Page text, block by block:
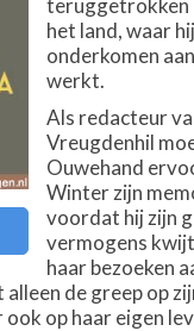
het land, waar
onderkomen
werkt.
Als redacteur
Vreugdenhil
Ouwehand
Winter zijn
voordat hij zijn
vermogens
haar bezoeken
alleen de greep op
op haar eigen